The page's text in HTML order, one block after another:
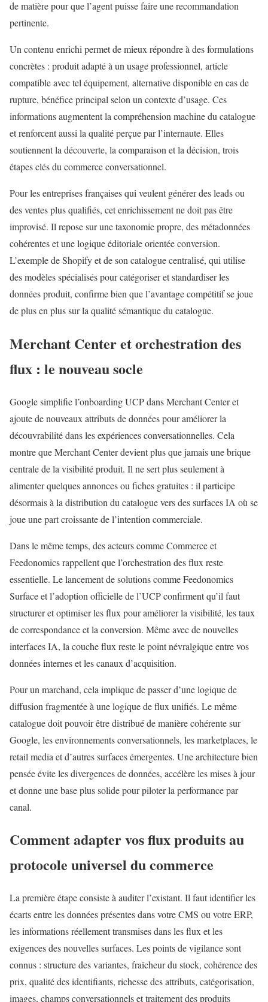
de matière pour que l’agent puisse faire une recommandation
pertinente.
Un contenu enrichi permet de mieux répondre à des formulations
concrètes : produit adapté à un usage professionnel, article
compatible avec tel équipement, alternative disponible en cas de
rupture, bénéfice principal selon un contexte d’usage. Ces
informations augmentent la compréhension machine du catalogue
et renforcent aussi la qualité perçue par l’internaute. Elles
soutiennent la découverte, la comparaison et la décision, trois
étapes clés du commerce conversationnel.
Pour les entreprises françaises qui veulent générer des leads ou
des ventes plus qualifiés, cet enrichissement ne doit pas être
improvisé. Il repose sur une taxonomie propre, des métadonnées
cohérentes et une logique éditoriale orientée conversion.
L’exemple de Shopify et de son catalogue centralisé, qui utilise
des modèles spécialisés pour catégoriser et standardiser les
données produit, confirme bien que l’avantage compétitif se joue
de plus en plus sur la qualité sémantique du catalogue.
Merchant Center et orchestration des
flux : le nouveau socle
Google simplifie l’onboarding UCP dans Merchant Center et
ajoute de nouveaux attributs de données pour améliorer la
découvrabilité dans les expériences conversationnelles. Cela
montre que Merchant Center devient plus que jamais une brique
centrale de la visibilité produit. Il ne sert plus seulement à
alimenter quelques annonces ou fiches gratuites : il participe
désormais à la distribution du catalogue vers des surfaces IA où se
joue une part croissante de l’intention commerciale.
Dans le même temps, des acteurs comme Commerce et
Feedonomics rappellent que l’orchestration des flux reste
essentielle. Le lancement de solutions comme Feedonomics
Surface et l’adoption officielle de l’UCP confirment qu’il faut
structurer et optimiser les flux pour améliorer la visibilité, les taux
de correspondance et la conversion. Même avec de nouvelles
interfaces IA, la couche flux reste le point névralgique entre vos
données internes et les canaux d’acquisition.
Pour un marchand, cela implique de passer d’une logique de
diffusion fragmentée à une logique de flux unifiés. Le même
catalogue doit pouvoir être distribué de manière cohérente sur
Google, les environnements conversationnels, les marketplaces, le
retail media et d’autres surfaces émergentes. Une architecture bien
pensée évite les divergences de données, accélère les mises à jour
et donne une base plus solide pour piloter la performance par
canal.
Commentadapter vos flux produits au
protocole universel du commerce
La première étape consiste à auditer l’existant. Il faut identifier les
écarts entre les données présentes dans votre CMS ou votre ERP,
les informations réellement transmises dans les flux et les
exigences des nouvelles surfaces. Les points de vigilance sont
connus : structure des variantes, fraîcheur du stock, cohérence des
prix, qualité des identifiants, richesse des attributs, catégorisation,
images, champs conversationnels et traitement des produits